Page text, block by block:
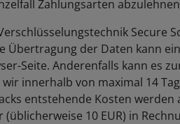
Zahlungsarten
Secure
Übertragung der Daten kann
Seite. Anderenfalls kann es
innerhalb von maximal 14
entstehende Kosten
10 EUR) in